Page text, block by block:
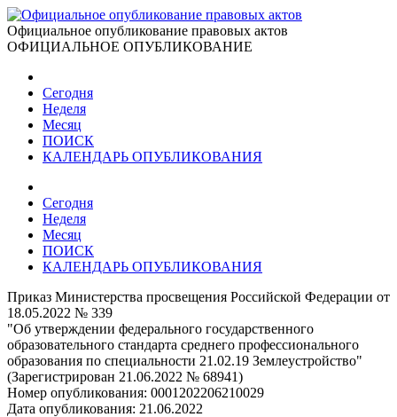
Официальное опубликование правовых актов
ОФИЦИАЛЬНОЕ ОПУБЛИКОВАНИЕ
Сегодня
Неделя
Месяц
ПОИСК
КАЛЕНДАРЬ ОПУБЛИКОВАНИЯ
Сегодня
Неделя
Месяц
ПОИСК
КАЛЕНДАРЬ ОПУБЛИКОВАНИЯ
Приказ Министерства просвещения Российской Федерации от
18.05.2022 № 339
"Об утверждении федерального государственного
образовательного стандарта среднего профессионального
образования по специальности 21.02.19 Землеустройство"
(Зарегистрирован 21.06.2022 № 68941)
Номер опубликования: 0001202206210029
Дата опубликования: 21.06.2022